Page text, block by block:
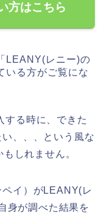
方はこちら
LEANY(レニー)の
いる方がご覧にな
する時に、できた
、、、という風な
しれません。
イ）がLEANY(レ
身が調べた結果を